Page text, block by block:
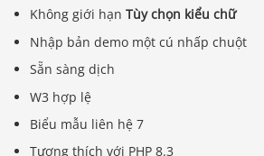
Không giới hạnTùy chọn kiểu chữ
Nhập bản demo một cú nhấp chuột
Sẵn sàng dịch
W3 hợp lệ
Biểu mẫu liên hệ 7
Tương thích với PHP 8.3